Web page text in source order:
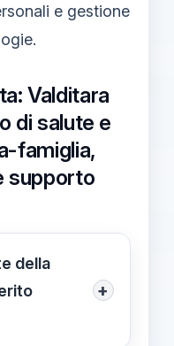
e gestione
Valditara
di salute e
famiglia,
supporto
della
+